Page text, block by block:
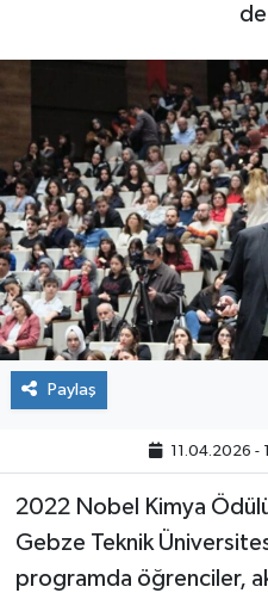
Paylaş
11.04.2026 -
2022 Nobel Kimya
Gebze Teknik
programda öğrenciler,